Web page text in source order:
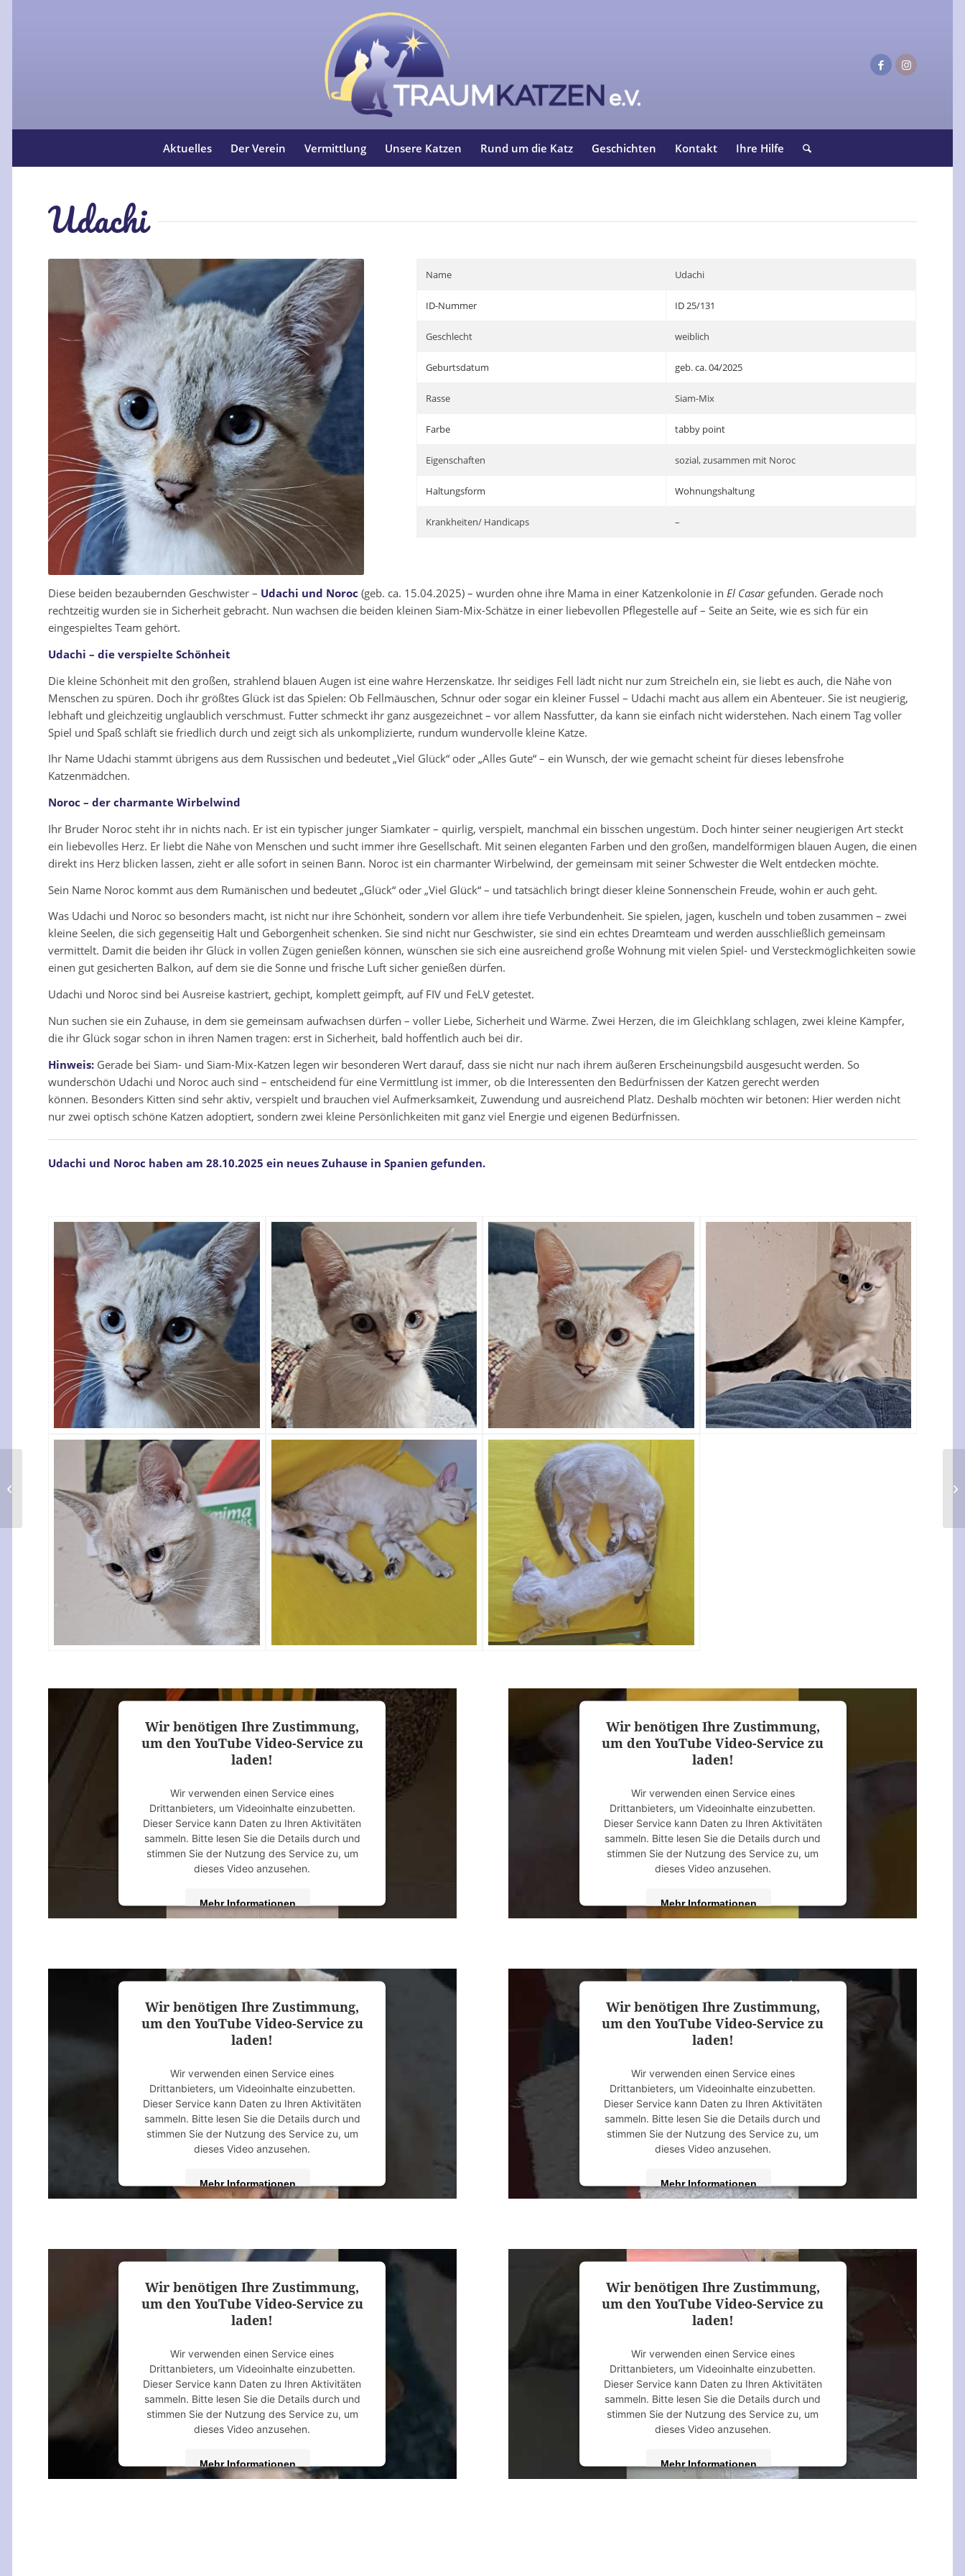
Aktuelles Der Verein Vermittlung Unsere Katzen Rund um die Katz Geschichten Kontakt Ihre Hilfe
Udachi
Name Udachi
ID-Nummer ID 25/131
Geschlecht weiblich
Geburtsdatum geb. ca. 04/2025
Rasse Siam-Mix
Farbe tabby point
Eigenschaften sozial, zusammen mit Noroc
Haltungsform Wohnungshaltung
Krankheiten/ Handicaps –
Diese beiden bezaubernden Geschwister – Udachi und Noroc (geb. ca. 15.04.2025) – wurden ohne ihre Mama in einer Katzenkolonie in El Casargefunden. Gerade noch
rechtzeitig wurden sie in Sicherheit gebracht. Nun wachsen die beiden kleinen Siam-Mix-Schätze in einer liebevollen Pflegestelle auf – Seite an Seite, wie es sich für ein
eingespieltes Team gehört.
Udachi – die verspielte Schönheit
Die kleine Schönheit mit den großen, strahlend blauen Augen ist eine wahre Herzenskatze. Ihr seidiges Fell lädt nicht nur zum Streicheln ein, sie liebt es auch, die Nähe von
Menschen zu spüren. Doch ihr größtes Glück ist das Spielen: Ob Fellmäuschen, Schnur oder sogar ein kleiner Fussel – Udachi macht aus allem ein Abenteuer. Sie ist neugierig,
lebhaft und gleichzeitig unglaublich verschmust. Futter schmeckt ihr ganz ausgezeichnet – vor allem Nassfutter, da kann sie einfach nicht widerstehen. Nach einem Tag voller
Spiel und Spaß schläft sie friedlich durch und zeigt sich als unkomplizierte, rundum wundervolle kleine Katze.
Ihr Name Udachi stammt übrigens aus dem Russischen und bedeutet „Viel Glück“ oder „Alles Gute“ – ein Wunsch, der wie gemacht scheint für dieses lebensfrohe
Katzenmädchen.
Noroc – der charmante Wirbelwind
Ihr Bruder Noroc steht ihr in nichts nach. Er ist ein typischer junger Siamkater – quirlig, verspielt, manchmal ein bisschen ungestüm. Doch hinter seiner neugierigen Art steckt
ein liebevolles Herz. Er liebt die Nähe von Menschen und sucht immer ihre Gesellschaft. Mit seinen eleganten Farben und den großen, mandelförmigen blauen Augen, die einen
direkt ins Herz blicken lassen, zieht er alle sofort in seinen Bann. Noroc ist ein charmanter Wirbelwind, der gemeinsam mit seiner Schwester die Welt entdecken möchte.
Sein Name Noroc kommt aus dem Rumänischen und bedeutet „Glück“ oder „Viel Glück“ – und tatsächlich bringt dieser kleine Sonnenschein Freude, wohin er auch geht.
Was Udachi und Noroc so besonders macht, ist nicht nur ihre Schönheit, sondern vor allem ihre tiefe Verbundenheit. Sie spielen, jagen, kuscheln und toben zusammen – zwei
kleine Seelen, die sich gegenseitig Halt und Geborgenheit schenken. Sie sind nicht nur Geschwister, sie sind ein echtes Dreamteam und werden ausschließlich gemeinsam
vermittelt. Damit die beiden ihr Glück in vollen Zügen genießen können, wünschen sie sich eine ausreichend große Wohnung mit vielen Spiel- und Versteckmöglichkeiten sowie
einen gut gesicherten Balkon, auf dem sie die Sonne und frische Luft sicher genießen dürfen.
Udachi und Noroc sind bei Ausreise kastriert, gechipt, komplett geimpft, auf FIV und FeLV getestet.
Nun suchen sie ein Zuhause, in dem sie gemeinsam aufwachsen dürfen – voller Liebe, Sicherheit und Wärme. Zwei Herzen, die im Gleichklang schlagen, zwei kleine Kämpfer,
die ihr Glück sogar schon in ihren Namen tragen: erst in Sicherheit, bald hoffentlich auch bei dir.
Hinweis: Gerade bei Siam- und Siam-Mix-Katzen legen wir besonderen Wert darauf, dass sie nicht nur nach ihrem äußeren Erscheinungsbild ausgesucht werden. So
wunderschön Udachi und Noroc auch sind – entscheidend für eine Vermittlung ist immer, ob die Interessenten den Bedürfnissen der Katzen gerecht werden
können. Besonders Kitten sind sehr aktiv, verspielt und brauchen viel Aufmerksamkeit, Zuwendung und ausreichend Platz. Deshalb möchten wir betonen: Hier werden nicht
nur zwei optisch schöne Katzen adoptiert, sondern zwei kleine Persönlichkeiten mit ganz viel Energie und eigenen Bedürfnissen.
Udachi und Noroc haben am 28.10.2025 ein neues Zuhause in Spanien gefunden.
Wir benötigen Ihre Zustimmung,
um den YouTube Video-Service zu
laden!
Wir verwenden einen Service eines
Drittanbieters, um Videoinhalte einzubetten.
Dieser Service kann Daten zu Ihren Aktivitäten
sammeln. Bitte lesen Sie die Details durch und
stimmen Sie der Nutzung des Service zu, um
dieses Video anzusehen.
Mehr Informationen
powered byUsercentrics Consent Management
Platform&eRecht24
Wir benötigen Ihre Zustimmung,
um den YouTube Video-Service zu
laden!
Wir verwenden einen Service eines
Drittanbieters, um Videoinhalte einzubetten.
Dieser Service kann Daten zu Ihren Aktivitäten
sammeln. Bitte lesen Sie die Details durch und
stimmen Sie der Nutzung des Service zu, um
dieses Video anzusehen.
Mehr Informationen
powered byUsercentrics Consent Management
Platform&eRecht24
Wir benötigen Ihre Zustimmung,
um den YouTube Video-Service zu
laden!
Wir verwenden einen Service eines
Drittanbieters, um Videoinhalte einzubetten.
Dieser Service kann Daten zu Ihren Aktivitäten
sammeln. Bitte lesen Sie die Details durch und
stimmen Sie der Nutzung des Service zu, um
dieses Video anzusehen.
Mehr Informationen
powered byUsercentrics Consent Management
Platform&eRecht24
Wir benötigen Ihre Zustimmung,
um den YouTube Video-Service zu
laden!
Wir verwenden einen Service eines
Drittanbieters, um Videoinhalte einzubetten.
Dieser Service kann Daten zu Ihren Aktivitäten
sammeln. Bitte lesen Sie die Details durch und
stimmen Sie der Nutzung des Service zu, um
dieses Video anzusehen.
Mehr Informationen
powered byUsercentrics Consent Management
Platform&eRecht24
Wir benötigen Ihre Zustimmung,
um den YouTube Video-Service zu
laden!
Wir verwenden einen Service eines
Drittanbieters, um Videoinhalte einzubetten.
Dieser Service kann Daten zu Ihren Aktivitäten
sammeln. Bitte lesen Sie die Details durch und
stimmen Sie der Nutzung des Service zu, um
dieses Video anzusehen.
Mehr Informationen
Wir benötigen Ihre Zustimmung,
um den YouTube Video-Service zu
laden!
Wir verwenden einen Service eines
Drittanbieters, um Videoinhalte einzubetten.
Dieser Service kann Daten zu Ihren Aktivitäten
sammeln. Bitte lesen Sie die Details durch und
stimmen Sie der Nutzung des Service zu, um
dieses Video anzusehen.
Mehr Informationen